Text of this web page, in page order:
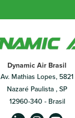
Dynamic Air Brasil
Av. Mathias Lopes, 5821
Nazaré Paulista , SP
12960-340 - Brasil